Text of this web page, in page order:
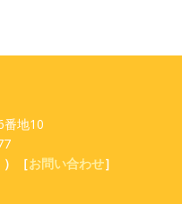
番地10
［お問い合わせ］